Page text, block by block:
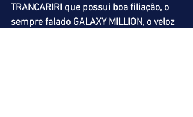
TRANCARIRI que possui boa filiação, o
sempre falado GALAXY MILLION, o veloz